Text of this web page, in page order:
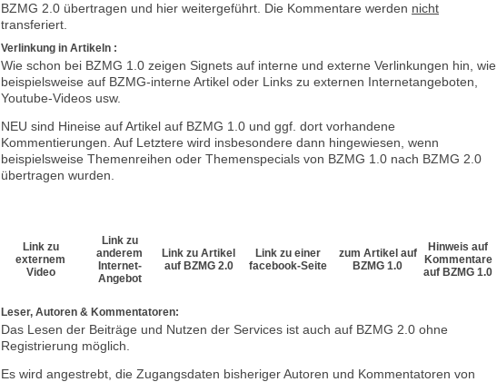
BZMG 2.0 übertragen und hier weitergeführt. Die Kommentare werden nicht
transferiert.
Verlinkung in Artikeln :
Wie schon bei BZMG 1.0 zeigen Signets auf interne und externe Verlinkungen hin, wie
beispielsweise auf BZMG-interne Artikel oder Links zu externen Internetangeboten,
Youtube-Videos usw.
NEU sind Hineise auf Artikel auf BZMG 1.0 und ggf. dort vorhandene
Kommentierungen. Auf Letztere wird insbesondere dann hingewiesen, wenn
beispielsweise Themenreihen oder Themenspecials von BZMG 1.0 nach BZMG 2.0
übertragen wurden.
Link zu
externem
Video
Link zu
anderem
Internet-
Angebot
Link zu Artikel
auf BZMG 2.0
Link zu einer
facebook-Seite
zum Artikel auf
BZMG 1.0
Hinweis auf
Kommentare
auf BZMG 1.0
Leser, Autoren & Kommentatoren:
Das Lesen der Beiträge und Nutzen der Services ist auch auf BZMG 2.0 ohne
Registrierung möglich.
Es wird angestrebt, die Zugangsdaten bisheriger Autoren und Kommentatoren von